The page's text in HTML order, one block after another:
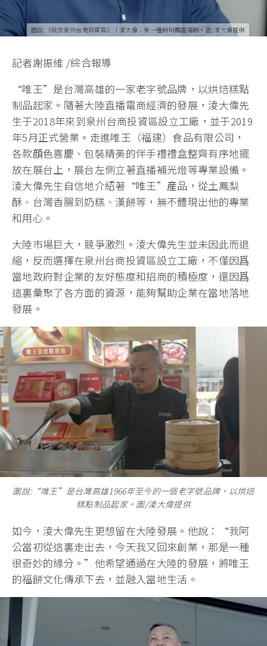
圖說:《阮在泉州台商投資區》｜淩大偉：有一種餅叫團圓福餅。圖/淩大偉提供
記者謝振維 /綜合報導
“唯王”是台灣高雄的一家老字號品牌，以烘焙糕點
制品起家。隨著大陸直播電商經濟的發展，淩大偉先
生于2018年來到泉州台商投資區設立工廠，並于2019
年5月正式營業。走進唯王（福建）食品有限公司，
各款顔色喜慶、包裝精美的伴手禮禮盒整齊有序地擺
放在展台上，展台左側立著直播補光燈等專業設備。
淩大偉先生自信地介紹著“唯王”産品，從土鳳梨
酥、台灣香腸到奶糕、漢餅等，無不體現出他的專業
和用心。
大陸市場巨大，競爭激烈。淩大偉先生並未因此而退
縮，反而選擇在泉州台商投資區設立工廠，不僅因爲
當地政府對企業的友好態度和招商的積極度，還因爲
這裏彙聚了各方面的資源，能夠幫助企業在當地落地
發展。
圖說:“唯王”是台灣高雄1966年至今的一個老字號品牌，以烘焙
糕點制品起家。圖/淩大偉提供
如今，淩大偉先生更想留在大陸發展。他說：“我阿
公當初從這裏走出去，今天我又回來創業，那是一種
很奇妙的緣分。”他希望通過在大陸的發展，將唯王
的福餅文化傳承下去，並融入當地生活。